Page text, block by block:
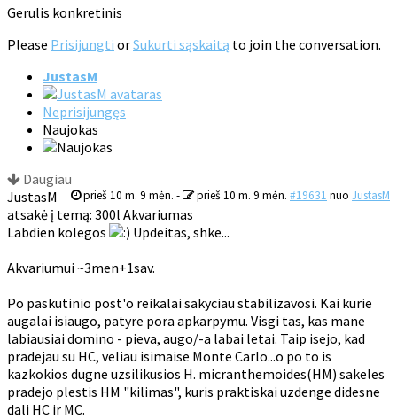
Gerulis konkretinis
Please Prisijungti orSukurti sąskaitą to join the conversation.
JustasM
Neprisijungęs
Naujokas
Daugiau
prieš 10 m. 9 mėn. - prieš 10 m. 9 mėn. #19631 nuo JustasM
JustasM
atsakė į temą: 300l Akvariumas
Labdien kolegos
Updeitas, shke...
Akvariumui ~3men+1sav.
Po paskutinio post'o reikalai sakyciau stabilizavosi. Kai kurie
augalai isiaugo, patyre pora apkarpymu. Visgi tas, kas mane
labiausiai domino - pieva, augo/-a labai letai. Taip isejo, kad
pradejau su HC, veliau isimaise Monte Carlo...o po to is
kazkokios dugne uzsilikusios H. micranthemoides(HM) sakeles
pradejo plestis HM "kilimas", kuris praktiskai uzdenge didesne
dali HC ir MC.